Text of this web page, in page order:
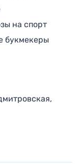
на спорт
букмекеры